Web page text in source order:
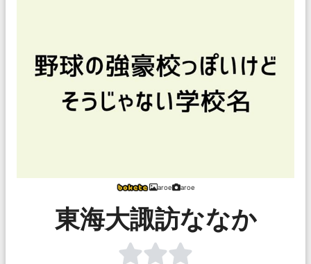
aroe aroe
東海大諏訪ななか